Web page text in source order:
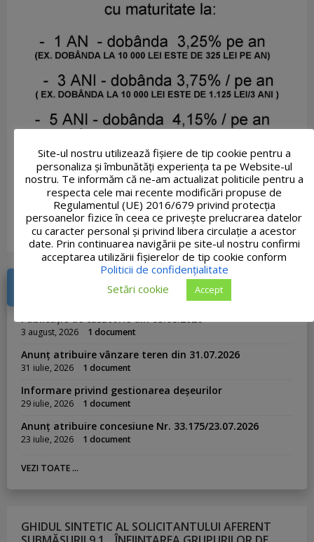
DOCUMENTE RECENTE
3 august, 2026 1 document
Anunț atribuire vânzare teren din 31.07.2026
31 iulie, 2026 1 document
Informare privind gestionarea deșeurilor
29 iulie, 2026 1 document
Anunț atribuire concesiune Nr. 33.175/23.07.2026
23 iulie, 2026 1 document
VEZI TOATE ...
GHIDUL SINTETIC AL SOLICITANTULUI AFERENT
Site-ul nostru utilizează fişiere de tip cookie pentru a
personaliza și îmbunătăți experiența ta pe Website-ul
nostru. Te informăm că ne-am actualizat politicile pentru a
respecta cele mai recente modificări propuse de
Regulamentul (UE) 2016/679 privind protecția
persoanelor fizice în ceea ce privește prelucrarea datelor
cu caracter personal și privind libera circulație a acestor
date. Prin continuarea navigării pe site-ul nostru confirmi
acceptarea utilizării fişierelor de tip cookie conform
Politicii de confidențialitate
Setări cookie
Accept